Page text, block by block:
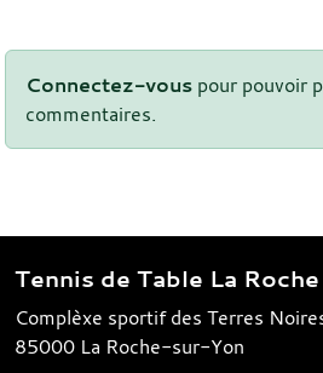
Connectez-vous pour pouvoir
commentaires.
Tennis de Table La
Complèxe sportif des Terres
85000 La Roche-sur-Yon